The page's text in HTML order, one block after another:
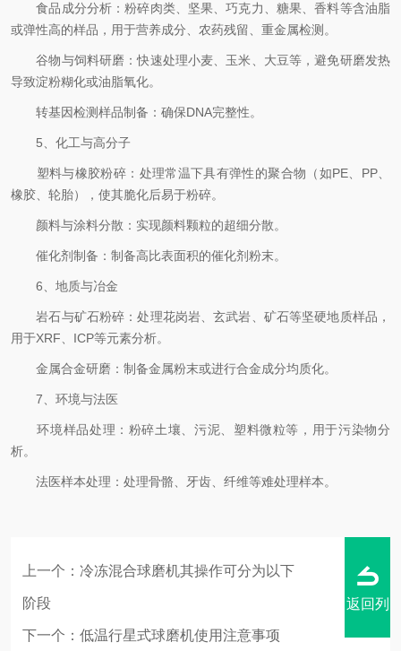
食品成分分析：粉碎肉类、坚果、巧克力、糖果、香料等含油脂
或弹性高的样品，用于营养成分、农药残留、重金属检测。
谷物与饲料研磨：快速处理小麦、玉米、大豆等，避免研磨发热
导致淀粉糊化或油脂氧化。
转基因检测样品制备：确保DNA完整性。
5、化工与高分子
塑料与橡胶粉碎：处理常温下具有弹性的聚合物（如PE、PP、
橡胶、轮胎），使其脆化后易于粉碎。
颜料与涂料分散：实现颜料颗粒的超细分散。
催化剂制备：制备高比表面积的催化剂粉末。
6、地质与冶金
岩石与矿石粉碎：处理花岗岩、玄武岩、矿石等坚硬地质样品，
用于XRF、ICP等元素分析。
金属合金研磨：制备金属粉末或进行合金成分均质化。
7、环境与法医
环境样品处理：粉碎土壤、污泥、塑料微粒等，用于污染物分
析。
法医样本处理：处理骨骼、牙齿、纤维等难处理样本。
上一个： 冷冻混合球磨机其操作可分为以下
阶段
下一个： 低温行星式球磨机使用注意事项
返回列